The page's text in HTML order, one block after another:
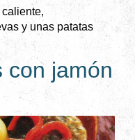
y unas patatas
con jamón